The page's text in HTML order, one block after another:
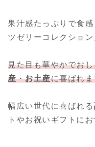
果汁感たっぷりで食
ツゼリーコレクション
見た目も華やかでお
産・お土産に喜ばれ
幅広い世代に喜ばれる
トやお祝いギフトにお